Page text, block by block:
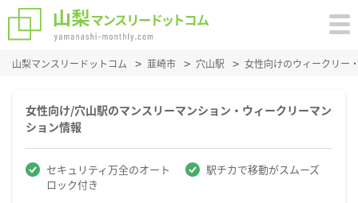
山梨マンスリードットコム 韮崎市 穴山駅 女性向けのウィークリー
女性向け/穴山駅のマンスリーマンション・ウィークリーマン
ション情報
セキュリティ万全のオート
ロック付き
駅チカで移動がスムーズ